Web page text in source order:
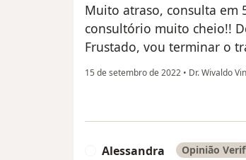
Muito atraso, consulta em
consultório muito cheio!!
Frustado, vou terminar o
15 de setembro de 2022 • Dr. Wivaldo
Alessandra Opinião